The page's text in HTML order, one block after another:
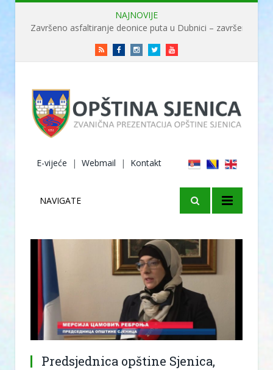
NAJNOVIJE
RSS FacebookInstagramTwitterYoutube
E-vijeće | Webmail | Kontakt
NAVIGATE
Predsjednica opštine Sjenica,